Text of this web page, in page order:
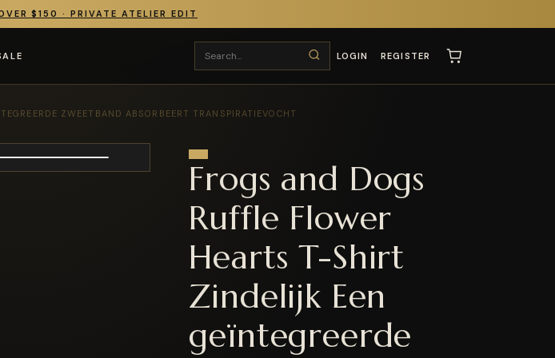
$150 · PRIVATE ATELIER EDIT
LOGIN REGISTER
ZWEETBAND ABSORBEERT TRANSPIRATIEVOCHT
Frogs and Dogs
Ruffle Flower
Hearts T-Shirt
Zindelijk Een
geïntegreerde